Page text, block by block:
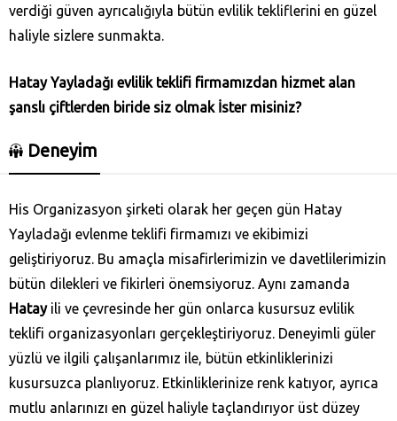
verdiği güven ayrıcalığıyla bütün evlilik tekliflerini en güzel
haliyle sizlere sunmakta.
Hatay Yayladağı‎ evlilik teklifi firmamızdan hizmet alan
şanslı çiftlerden biride siz olmak İster misiniz?
Deneyim
His Organizasyon şirketi olarak her geçen gün Hatay
Yayladağı‎ evlenme teklifi firmamızı ve ekibimizi
geliştiriyoruz. Bu amaçla misafirlerimizin ve davetlilerimizin
bütün dilekleri ve fikirleri önemsiyoruz. Aynı zamanda
Hatayili ve çevresinde her gün onlarca kusursuz evlilik
teklifi organizasyonları gerçekleştiriyoruz. Deneyimli güler
yüzlü ve ilgili çalışanlarımız ile, bütün etkinliklerinizi
kusursuzca planlıyoruz. Etkinliklerinize renk katıyor, ayrıca
mutlu anlarınızı en güzel haliyle taçlandırıyor üst düzey